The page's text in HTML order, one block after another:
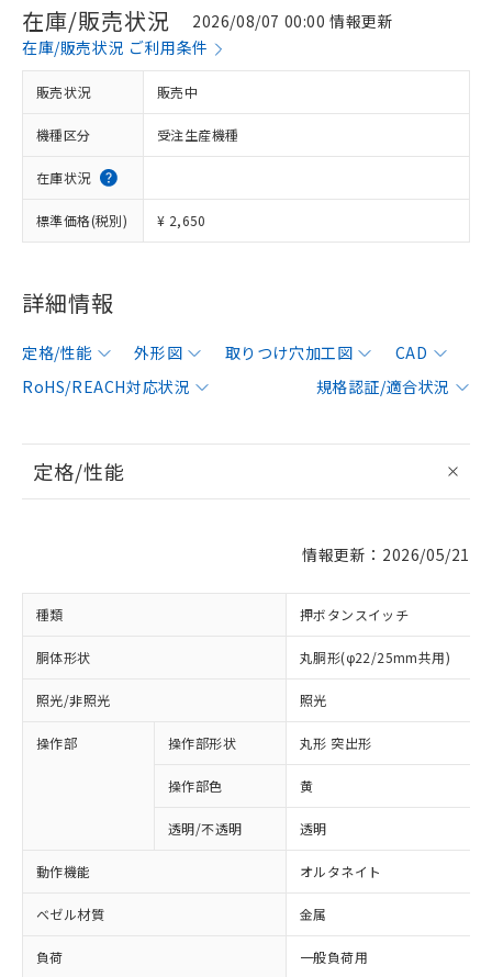
在庫/販売状況
2026/08/07 00:00 情報更新
在庫/販売状況 ご利用条件
販売状況 販売中
機種区分 受注生産機種
在庫状況
標準価格(税別) ¥ 2,650
詳細情報
定格/性能 外形図 取りつけ穴加工図
CAD
RoHS/REACH対応状況
規格認証/適合状況
定格/性能
情報更新：2026/05/21
種類 押ボタンスイッチ
胴体形状 丸胴形(φ22/25mm共用)
照光/非照光 照光
操作部 操作部形状 丸形 突出形
操作部色 黄
透明/不透明 透明
動作機能 オルタネイト
ベゼル材質 金属
負荷 一般負荷用